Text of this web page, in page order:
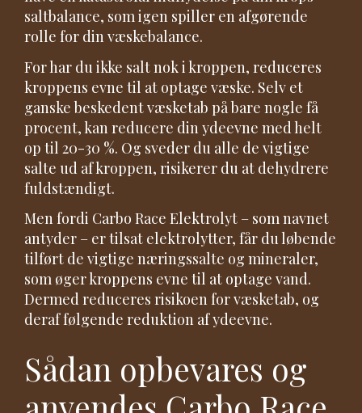
saltbalance, som igen spiller en afgørende
rolle for din væskebalance.
For har du ikke salt nok i kroppen, reduceres
kroppens evne til at optage væske. Selv et
ganske beskedent væsketab på bare nogle få
procent, kan reducere din ydeevne med helt
op til 20-30 %. Og sveder du alle de vigtige
salte ud af kroppen, risikerer du at dehydrere
fuldstændigt.
Men fordi Carbo Race Elektrolyt – som navnet
antyder – er tilsat elektrolytter, får du løbende
tilført de vigtige næringssalte og mineraler,
som øger kroppens evne til at optage vand.
Dermed reduceres risikoen for væsketab, og
deraf følgende reduktion af ydeevne.
Sådan opbevares og